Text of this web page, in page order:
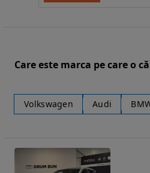
Care este marca pe care o
Volkswagen Audi